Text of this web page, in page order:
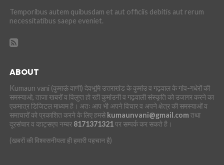
Temporibus autem quibusdam et aut officiis debitis aut rerum
necessitatibus saepe eveniet.
ABOUT
Kumaun vani (कुमाऊं वाणी) देवभूमि उत्तराखंड के कुमांउ व गढ़वाल के गांव-गधेरों की
समस्याओ, ताजा खबरों व विलुप्त हो रही कुमांउनी व गढ़वाली संस्कृति को उजागर करने का
एकमात्र डिजिटल माध्यम है। अतः आप भी अपने विचार व अपने क्षेत्र की समस्याओं व
समाचारों को प्रकाशित करने के लिए हमसे kumaunvani@gmail.com तथा
दूरसंचार व व्हाट्सएप नम्बर 8171371321पर सम्पर्क कर सकते है।
(खबरों की विश्वसनीयता ही हमारी पहचान है)